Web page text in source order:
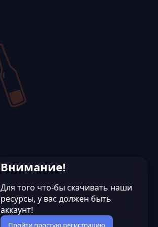
Внимание!
Для того что-бы скачивать наши
ресурсы, у вас должен быть
аккаунт!
Пройти простую регистрацию